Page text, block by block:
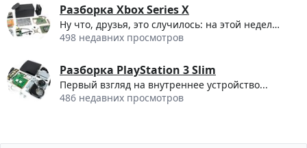
Разборка Xbox Series X
Ну что, друзья, это случилось: на этой неделе...
498 недавних просмотров
Разборка PlayStation 3 Slim
Первый взгляд на внутреннее устройство...
486 недавних просмотров